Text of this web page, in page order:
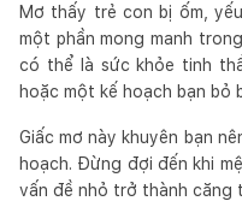
Mơ thấy trẻ con bị ốm,
một phần mong manh
có thể là sức khỏe tinh
hoặc một kế hoạch bạn bỏ
Giấc mơ này khuyên bạn
hoạch. Đừng đợi đến khi
vấn đề nhỏ trở thành căng